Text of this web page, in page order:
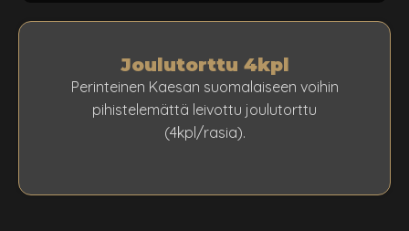
Joulutorttu 4kpl
Perinteinen Kaesan suomalaiseen voihin
pihistelemättä leivottu joulutorttu
(4kpl/rasia).